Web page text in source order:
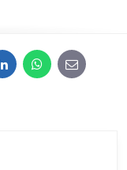
LinkedInWhatsApp
E-
mail